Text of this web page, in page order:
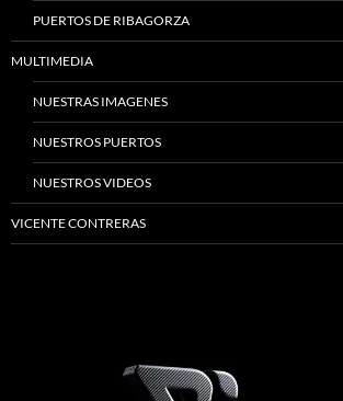
PUERTOS DE RIBAGORZA
MULTIMEDIA
NUESTRAS IMAGENES
NUESTROS PUERTOS
NUESTROS VIDEOS
VICENTE CONTRERAS